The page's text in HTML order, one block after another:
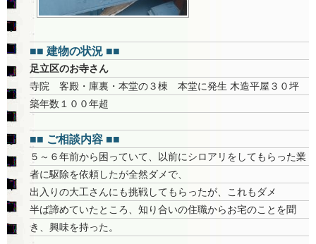
■■ 建物の状況 ■■
足立区のお寺さん
寺院 客殿・庫裏・本堂の３棟 本堂に発生 木造平屋３０坪
築年数１００年超
■■ ご相談内容 ■■
５～６年前から困っていて、以前にシロアリをしてもらった業
者に駆除を依頼したが全然ダメで、
出入りの大工さんにも挑戦してもらったが、これもダメ
半ば諦めていたところ、知り合いの住職からお宅のことを聞
き、興味を持った。